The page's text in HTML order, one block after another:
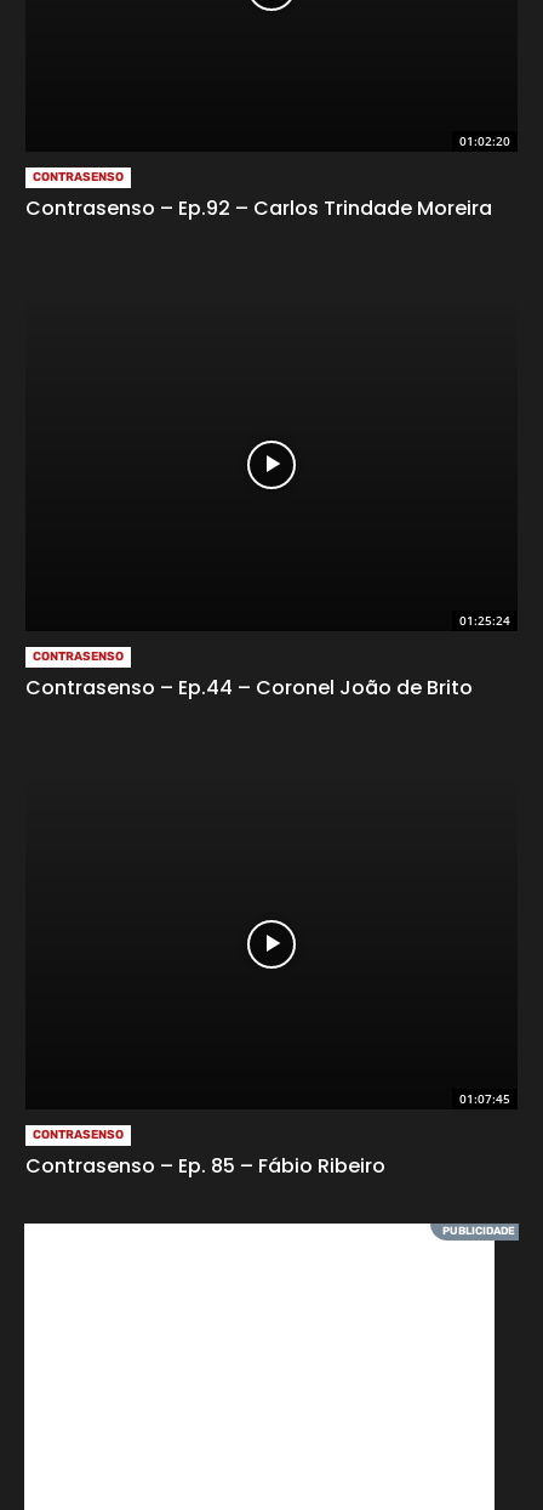
01:02:20
CONTRASENSO
Contrasenso – Ep.92 – Carlos Trindade Moreira
01:25:24
CONTRASENSO
Contrasenso – Ep.44 – Coronel João de Brito
01:07:45
CONTRASENSO
Contrasenso – Ep. 85 – Fábio Ribeiro